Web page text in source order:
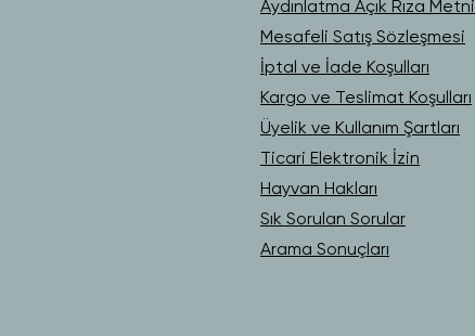
Aydınlatma Açık Rıza Metni
Mesafeli Satış Sözleşmesi
İptal ve İade Koşulları
Kargo ve Teslimat Koşulları
Üyelik ve Kullanım Şartları
Ticari Elektronik İzin
Hayvan Hakları
Sık Sorulan Sorular
Arama Sonuçları